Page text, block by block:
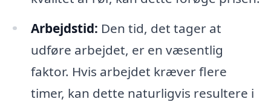
Arbejdstid: Den tid, det tager at
udføre arbejdet, er en væsentlig
faktor. Hvis arbejdet kræver flere
timer, kan dette naturligvis resultere i